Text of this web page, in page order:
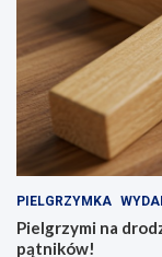
PIELGRZYMKA
Pielgrzymi na
pątników!